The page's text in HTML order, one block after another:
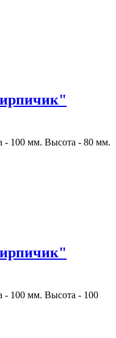
- 100 мм. Высота - 80 мм.
- 100 мм. Высота - 100